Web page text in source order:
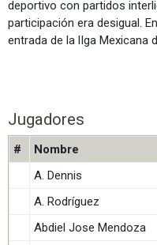
deportivo con partidos
participación era desigual.
entrada de la lIga Mexicana
Jugadores
# Nombre
A. Dennis
A. Rodríguez
Abdiel Jose Mendoza